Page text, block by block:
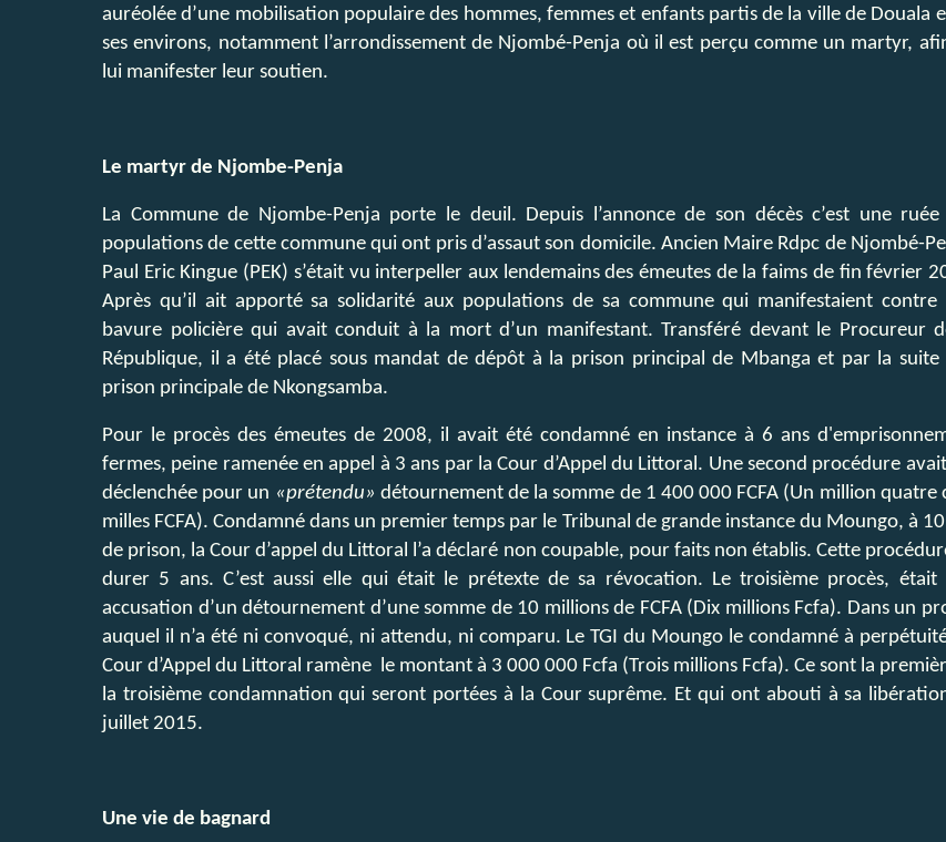
auréolée d’une mobilisation populaire des hommes, femmes et enfants partis de la ville de Douala
ses environs, notamment l’arrondissement de Njombé-Penja où il est perçu comme un martyr,
lui manifester leur soutien.
Le martyr de Njombe-Penja
La Commune de Njombe-Penja porte le deuil. Depuis l’annonce de son décès c’est une ruée
populations de cette commune qui ont pris d’assaut son domicile. Ancien Maire Rdpc de Njombé-
Paul Eric Kingue (PEK) s’était vu interpeller aux lendemains des émeutes de la faims de fin février
Après qu’il ait apporté sa solidarité aux populations de sa commune qui manifestaient contre
bavure policière qui avait conduit à la mort d’un manifestant. Transféré devant le Procureur
République, il a été placé sous mandat de dépôt à la prison principal de Mbanga et par la suite
prison principale de Nkongsamba.
Pour le procès des émeutes de 2008, il avait été condamné en instance à 6 ans
fermes, peine ramenée en appel à 3 ans par la Cour d’Appel du Littoral. Une second procédure
déclenchée pour un «prétendu» détournement de la somme de 1 400 000 FCFA (Un million quatre
milles FCFA). Condamné dans un premier temps par le Tribunal de grande instance du Moungo, à
de prison, la Cour d’appel du Littoral l’a déclaré non coupable, pour faits non établis. Cette
durer 5 ans. C’est aussi elle qui était le prétexte de sa révocation. Le troisième procès, était
accusation d’un détournement d’une somme de 10 millions de FCFA (Dix millions Fcfa). Dans un
auquel il n’a été ni convoqué, ni attendu, ni comparu. Le TGI du Moungo le condamné à
Cour d’Appel du Littoral ramène le montant à 3 000 000 Fcfa (Trois millions Fcfa). Ce sont la
la troisième condamnation qui seront portées à la Cour suprême. Et qui ont abouti à sa
juillet 2015.
Une vie de bagnard